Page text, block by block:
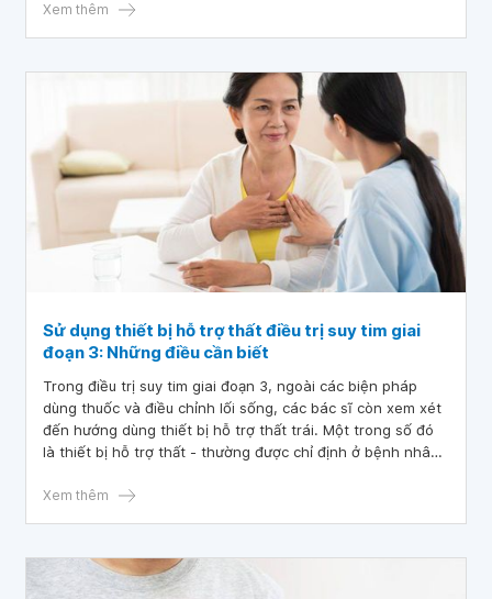
Xem thêm
Sử dụng thiết bị hỗ trợ thất điều trị suy tim giai
đoạn 3: Những điều cần biết
Trong điều trị suy tim giai đoạn 3, ngoài các biện pháp
dùng thuốc và điều chỉnh lối sống, các bác sĩ còn xem xét
đến hướng dùng thiết bị hỗ trợ thất trái. Một trong số đó
là thiết bị hỗ trợ thất - thường được chỉ định ở bệnh nhân
Xem thêm